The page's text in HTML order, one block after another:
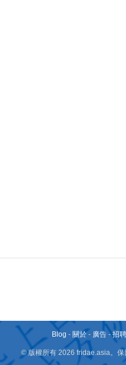
Blog - 關於 - 廣告 -招
© 版權所有 2026 fridae.asia。